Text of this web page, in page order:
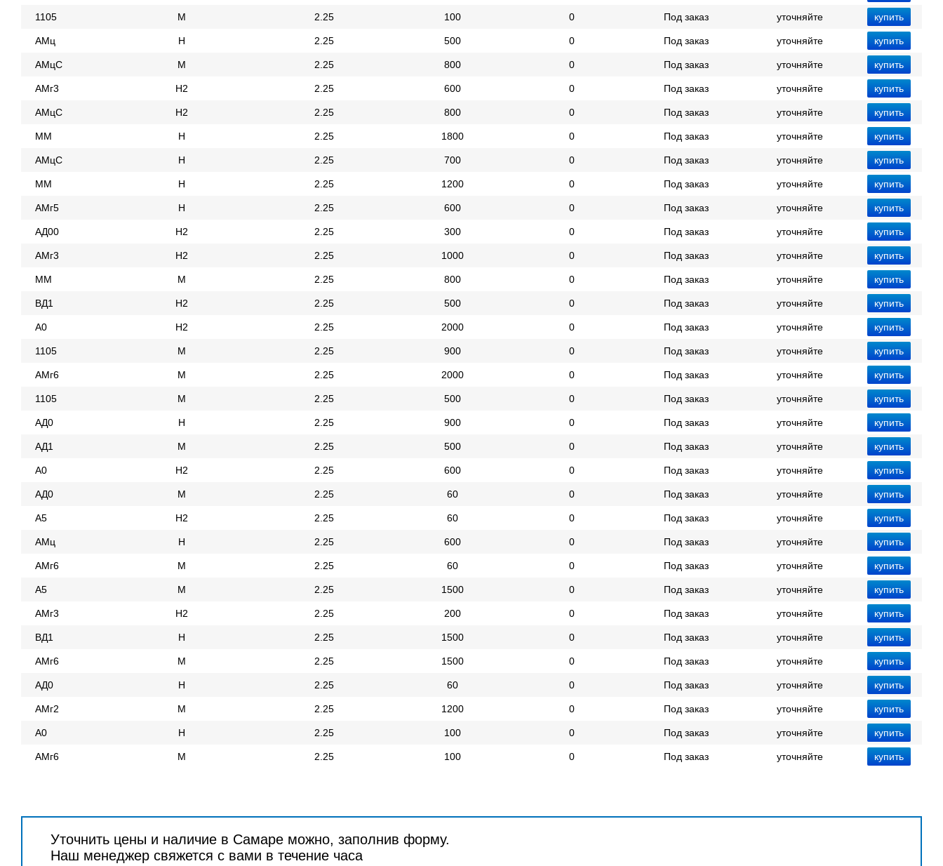
1105 М 2.25 100 0 Под заказ уточняйте
АМц Н 2.25 500 0 Под заказ уточняйте
АМцС М 2.25 800 0 Под заказ уточняйте
АМг3 Н2 2.25 600 0 Под заказ уточняйте
АМцС Н2 2.25 800 0 Под заказ уточняйте
ММ Н 2.25 1800 0 Под заказ уточняйте
АМцС Н 2.25 700 0 Под заказ уточняйте
ММ Н 2.25 1200 0 Под заказ уточняйте
АМг5 Н 2.25 600 0 Под заказ уточняйте
АД00 Н2 2.25 300 0 Под заказ уточняйте
АМг3 Н2 2.25 1000 0 Под заказ уточняйте
ММ М 2.25 800 0 Под заказ уточняйте
ВД1 Н2 2.25 500 0 Под заказ уточняйте
А0 Н2 2.25 2000 0 Под заказ уточняйте
1105 М 2.25 900 0 Под заказ уточняйте
АМг6 М 2.25 2000 0 Под заказ уточняйте
1105 М 2.25 500 0 Под заказ уточняйте
АД0 Н 2.25 900 0 Под заказ уточняйте
АД1 М 2.25 500 0 Под заказ уточняйте
А0 Н2 2.25 600 0 Под заказ уточняйте
АД0 М 2.25 60 0 Под заказ уточняйте
А5 Н2 2.25 60 0 Под заказ уточняйте
АМц Н 2.25 600 0 Под заказ уточняйте
АМг6 М 2.25 60 0 Под заказ уточняйте
А5 М 2.25 1500 0 Под заказ уточняйте
АМг3 Н2 2.25 200 0 Под заказ уточняйте
ВД1 Н 2.25 1500 0 Под заказ уточняйте
АМг6 М 2.25 1500 0 Под заказ уточняйте
АД0 Н 2.25 60 0 Под заказ уточняйте
АМг2 М 2.25 1200 0 Под заказ уточняйте
А0 Н 2.25 100 0 Под заказ уточняйте
АМг6 М 2.25 100 0 Под заказ уточняйте
Уточнить цены и наличие в Самаре можно, заполнив форму.
Наш менеджер свяжется с вами в течение часа